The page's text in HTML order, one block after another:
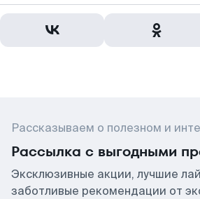
Рассказываем о полезном и
Рассылка с выгодными
Эксклюзивные акции, лучшие
заботливые рекомендации от